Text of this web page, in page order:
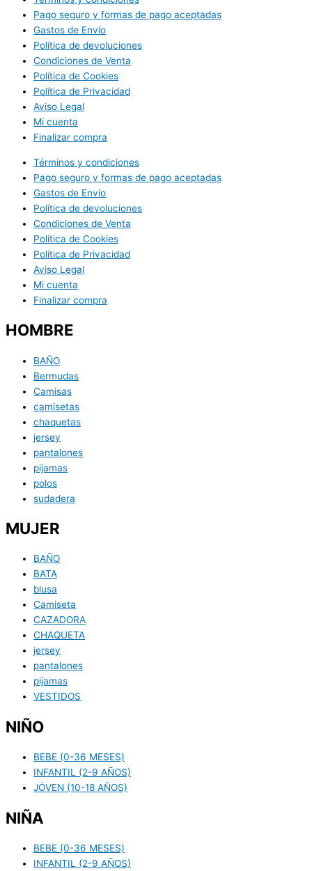
Pago seguro y formas de pago aceptadas
Gastos de Envío
Política de devoluciones
Condiciones de Venta
Política de Cookies
Política de Privacidad
Aviso Legal
Mi cuenta
Finalizar compra
Términos y condiciones
Pago seguro y formas de pago aceptadas
Gastos de Envío
Política de devoluciones
Condiciones de Venta
Política de Cookies
Política de Privacidad
Aviso Legal
Mi cuenta
Finalizar compra
HOMBRE
BAÑO
Bermudas
Camisas
camisetas
chaquetas
jersey
pantalones
pijamas
polos
sudadera
MUJER
BAÑO
BATA
blusa
Camiseta
CAZADORA
CHAQUETA
jersey
pantalones
pijamas
VESTIDOS
NIÑO
BEBE (0-36 MESES)
INFANTIL (2-9 AÑOS)
JÓVEN (10-18 AÑOS)
NIÑA
BEBE (0-36 MESES)
INFANTIL (2-9 AÑOS)